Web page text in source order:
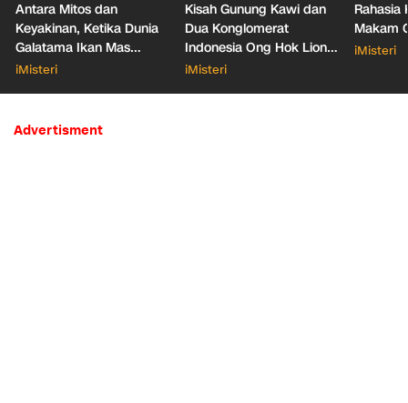
Antara Mitos dan
Keyakinan, Ketika Dunia
Galatama Ikan Mas
Bersentuhan dengan Hal
iMisteri
Kisah Gunung Kawi dan
Dua Konglomerat
Indonesia Ong Hok Liong
hingga Liem Sioe Liong
iMisteri
Rahasia
Makam
iMisteri
Advertisment